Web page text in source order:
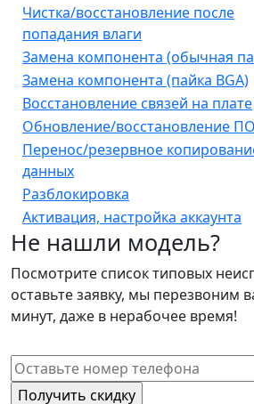
Чистка/восстановление после
попадания влаги
Замена компонента (обычная
Замена компонента (пайка BGA)
Восстановление связей на плате
Обновление/восстановление ПО
Перенос/резервное
данных
Разблокировка
Активация, настройка аккаунта
Не нашли модель?
Посмотрите список типовых
оставьте заявку, мы перезвоним
минут, даже в нерабочее время!